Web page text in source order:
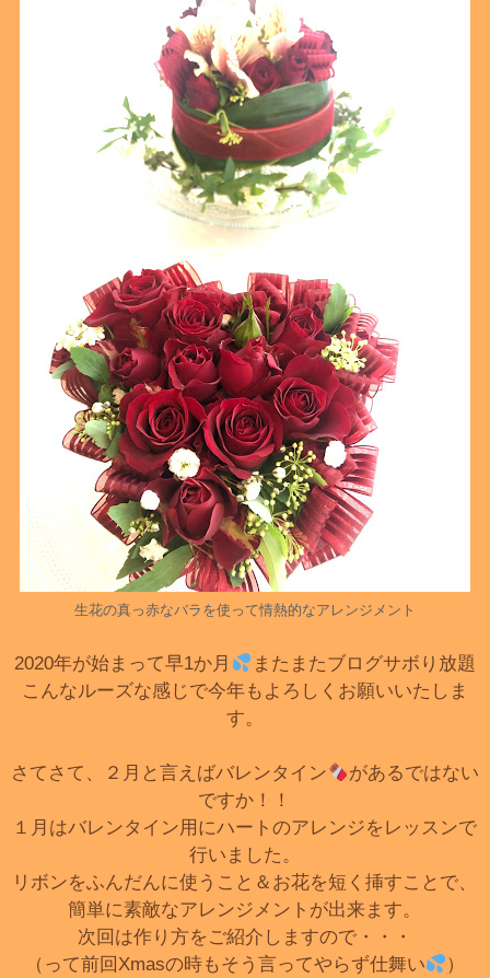
生花の真っ赤なバラを使って情熱的なアレンジメント
2020年が始まって早1か月
またまたブログサボり放題
こんなルーズな感じで今年もよろしくお願いいたしま
す。
さてさて、２月と言えばバレンタイン
があるではない
ですか！！
１月はバレンタイン用にハートのアレンジをレッスンで
行いました。
リボンをふんだんに使うこと＆お花を短く挿すことで、
簡単に素敵なアレンジメントが出来ます。
次回は作り方をご紹介しますので・・・
（って前回Xmasの時もそう言ってやらず仕舞い
）